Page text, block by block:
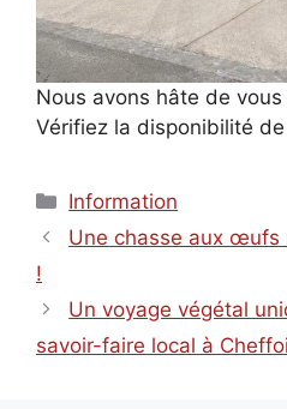
Nous avons hâte de
Vérifiez la disponibilité
Catégories
Information
Une chasse aux œufs
!
Un voyage végétal
savoir-faire local à